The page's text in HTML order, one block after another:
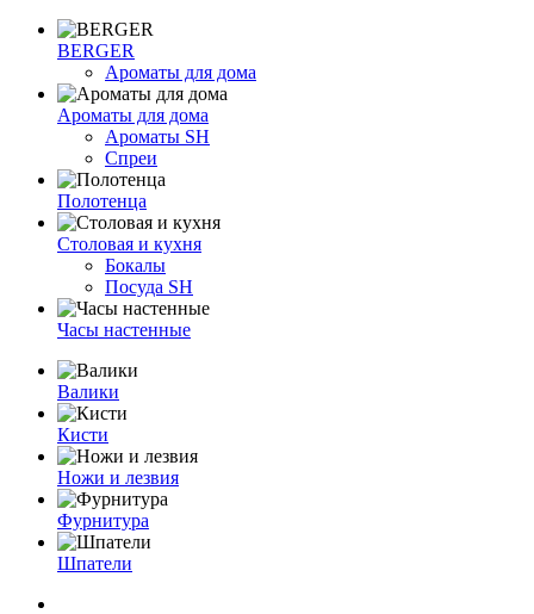
BERGER
Ароматы для дома
Ароматы для дома
Ароматы SH
Спреи
Полотенца
Столовая и кухня
Бокалы
Посуда SH
Часы настенные
Валики
Кисти
Ножи и лезвия
Фурнитура
Шпатели